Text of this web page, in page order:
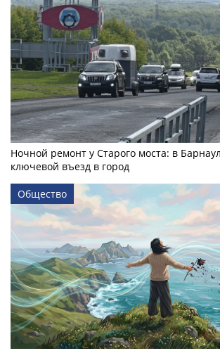
Ночной ремонт у Старого моста: в
ключевой въезд в город
Общество